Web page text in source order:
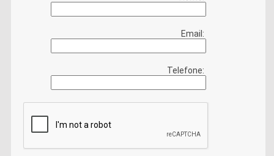
Email:
Telefone: